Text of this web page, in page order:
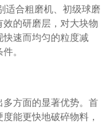
适合粗磨机、初级球磨
的研磨层，对大块物
速而均匀的粒度减
。
方面的显著优势。首
能更快地破碎物料，